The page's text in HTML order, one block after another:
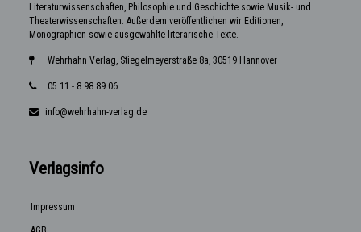
Literaturwissenschaften, Philosophie und Geschichte sowie Musik- und
Theaterwissenschaften. Außerdem veröffentlichen wir Editionen,
Monographien sowie ausgewählte literarische Texte.
Wehrhahn Verlag, Stiegelmeyerstraße 8a, 30519 Hannover
05 11 - 8 98 89 06
info@wehrhahn-verlag.de
Verlagsinfo
Impressum